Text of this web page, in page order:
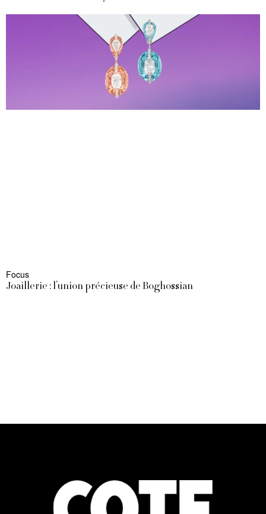
Focus
Joaillerie : l’union précieuse de Boghossian